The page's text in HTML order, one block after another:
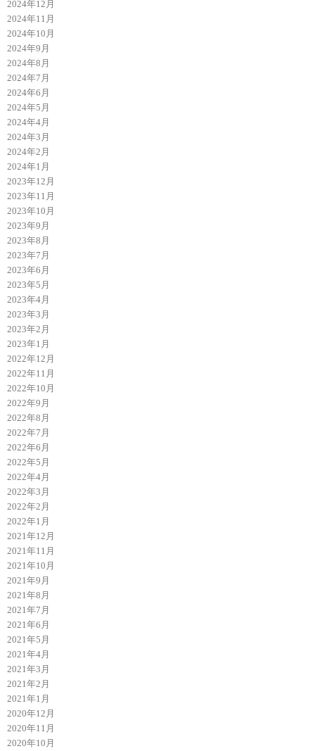
2024年12月
2024年11月
2024年10月
2024年9月
2024年8月
2024年7月
2024年6月
2024年5月
2024年4月
2024年3月
2024年2月
2024年1月
2023年12月
2023年11月
2023年10月
2023年9月
2023年8月
2023年7月
2023年6月
2023年5月
2023年4月
2023年3月
2023年2月
2023年1月
2022年12月
2022年11月
2022年10月
2022年9月
2022年8月
2022年7月
2022年6月
2022年5月
2022年4月
2022年3月
2022年2月
2022年1月
2021年12月
2021年11月
2021年10月
2021年9月
2021年8月
2021年7月
2021年6月
2021年5月
2021年4月
2021年3月
2021年2月
2021年1月
2020年12月
2020年11月
2020年10月